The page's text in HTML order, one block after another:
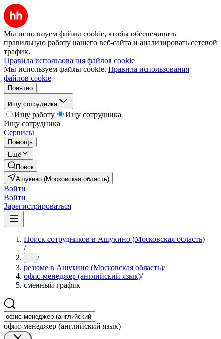
Мы используем файлы cookie, чтобы обеспечивать
правильную работу нашего веб-сайта и анализировать сетевой
трафик.
Правила использования файлов cookie
Мы используем файлы cookie. Правила использования
файлов cookie
Понятно
Ищу сотрудника
Ищу работу
Ищу сотрудника
Ищу сотрудника
Сервисы
Помощь
Ещё
Поиск
Ашукино (Московская область)
Войти
Войти
Зарегистрироваться
Поиск сотрудников в Ашукино (Московская область)
/
... /
резюме в Ашукино (Московская область)/
офис-менеджер (английский язык)/
сменный график
офис-менеджер (английский язык)